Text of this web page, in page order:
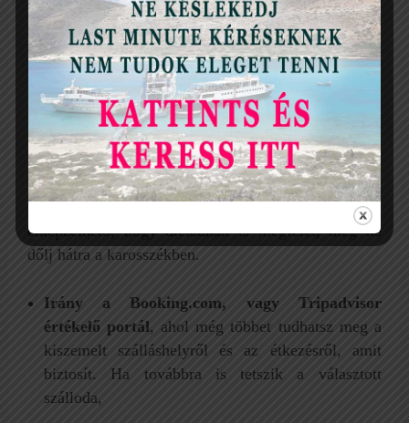
Google keresés:Ha egy kicsit is tudsz angolul,
akkor az olyan kulcsszavakkal, mint „gluten-free
hotel in…”, vagy „vegan hotel in…” több oldalra
bukkanhatsz, ahol utazók kimondottan az
étkezéssel kapcsolatos tapasztalataikról számolnak
be egyes városok szállodáiban.
Ha találsz egy szimpatikus szállodát, ami
elképzelhető, hogy diétádnak is megfelel, még ne
dőlj hátra a karosszékben.
Irány a Booking.com, vagy Tripadvisor
értékelő portál, ahol még többet tudhatsz meg a
kiszemelt szálláshelyről és az étkezésről, amit
biztosít. Ha továbbra is tetszik a választott
szálloda,